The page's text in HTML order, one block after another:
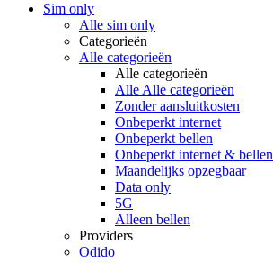
Sim only
Alle sim only
Categorieën
Alle categorieën
Alle categorieën
Alle Alle categorieën
Zonder aansluitkosten
Onbeperkt internet
Onbeperkt bellen
Onbeperkt internet & bellen
Maandelijks opzegbaar
Data only
5G
Alleen bellen
Providers
Odido